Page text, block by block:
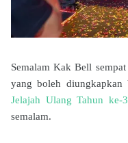
Semalam Kak Bell
yang boleh diungkapkan
Jelajah Ulang Tahun ke-
semalam.